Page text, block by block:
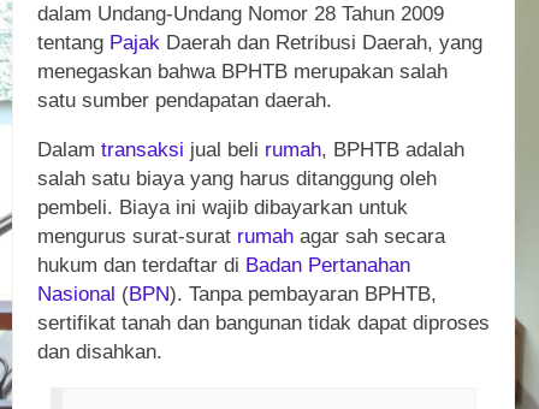
dalam Undang-Undang Nomor 28 Tahun 2009
tentang Pajak Daerah dan Retribusi Daerah, yang
menegaskan bahwa BPHTB merupakan salah
satu sumber pendapatan daerah.
Dalam transaksi jual beli rumah, BPHTB adalah
salah satu biaya yang harus ditanggung oleh
pembeli. Biaya ini wajib dibayarkan untuk
mengurus surat-surat rumah agar sah secara
hukum dan terdaftar di Badan Pertanahan
Nasional (BPN). Tanpa pembayaran BPHTB,
sertifikat tanah dan bangunan tidak dapat diproses
dan disahkan.